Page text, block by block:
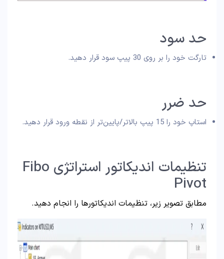
حد سود
تارگت خود را بر روی 30 پیپ سود قرار دهید.
حد ضرر
استاپ خود را 15 پیپ بالاتر/پایین‌تر از نقطه ورود قرار دهید.
تنظیمات اندیکاتور استراتژی Fibo
Pivot
مطابق تصویر زیر، تنظیمات اندیکاتورها را انجام دهید.